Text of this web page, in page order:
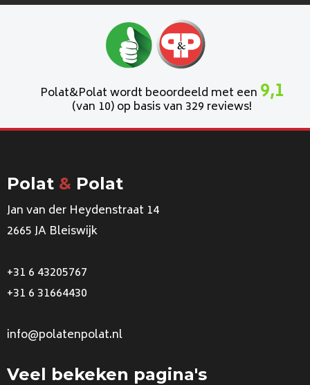
Polat&Polat wordt beoordeeld met een 9,1
(van 10) op basis van 329 reviews!
Polat & Polat
Jan van der Heydenstraat 14
2665 JA Bleiswijk
+31 6 43205767
+31 6 31664430
info@polatenpolat.nl
Veel bekeken pagina's